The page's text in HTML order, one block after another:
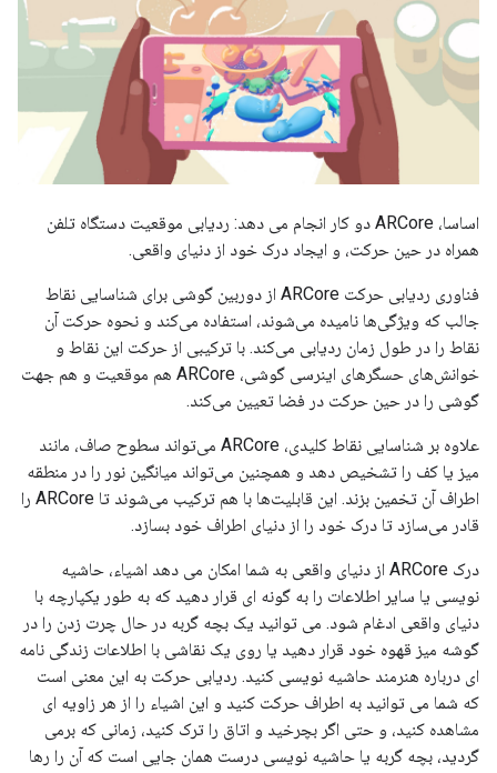
اساسا، ARCore دو کار انجام می دهد: ردیابی موقعیت دستگاه تلفن
همراه در حین حرکت، و ایجاد درک خود از دنیای واقعی.
فناوری ردیابی حرکت ARCore از دوربین گوشی برای شناسایی نقاط
جالب که ویژگی‌ها نامیده می‌شوند، استفاده می‌کند و نحوه حرکت آن
نقاط را در طول زمان ردیابی می‌کند. با ترکیبی از حرکت این نقاط و
خوانش‌های حسگرهای اینرسی گوشی، ARCore هم موقعیت و هم جهت
گوشی را در حین حرکت در فضا تعیین می‌کند.
علاوه بر شناسایی نقاط کلیدی، ARCore می‌تواند سطوح صاف، مانند
میز یا کف را تشخیص دهد و همچنین می‌تواند میانگین نور را در منطقه
اطراف آن تخمین بزند. این قابلیت‌ها با هم ترکیب می‌شوند تا ARCore را
قادر می‌سازد تا درک خود را از دنیای اطراف خود بسازد.
درک ARCore از دنیای واقعی به شما امکان می دهد اشیاء، حاشیه
نویسی یا سایر اطلاعات را به گونه ای قرار دهید که به طور یکپارچه با
دنیای واقعی ادغام شود. می توانید یک بچه گربه در حال چرت زدن را در
گوشه میز قهوه خود قرار دهید یا روی یک نقاشی با اطلاعات زندگی نامه
ای درباره هنرمند حاشیه نویسی کنید. ردیابی حرکت به این معنی است
که شما می توانید به اطراف حرکت کنید و این اشیاء را از هر زاویه ای
مشاهده کنید، و حتی اگر بچرخید و اتاق را ترک کنید، زمانی که برمی
گردید، بچه گربه یا حاشیه نویسی درست همان جایی است که آن را رها